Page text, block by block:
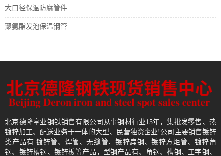
大口径保温防腐管件
聚氨酯发泡保温钢管
北京德隆亨业钢铁销售有限公司从事钢材行业15年，集批发零售、热
镀锌加工、配送业务于一体的大型、民营独资企业!公司主要销售镀锌
类产品有 镀锌管、焊管、无缝管、镀锌扁钢、镀锌方炬管、镀锌角
钢、镀锌槽钢、镀锌板等产品，型钢产品有、角钢、槽钢、工字钢、